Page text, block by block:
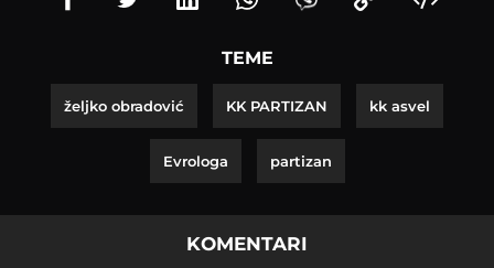
TEME
željko obradović KK PARTIZAN kk asvel
Evrologa partizan
KOMENTARI